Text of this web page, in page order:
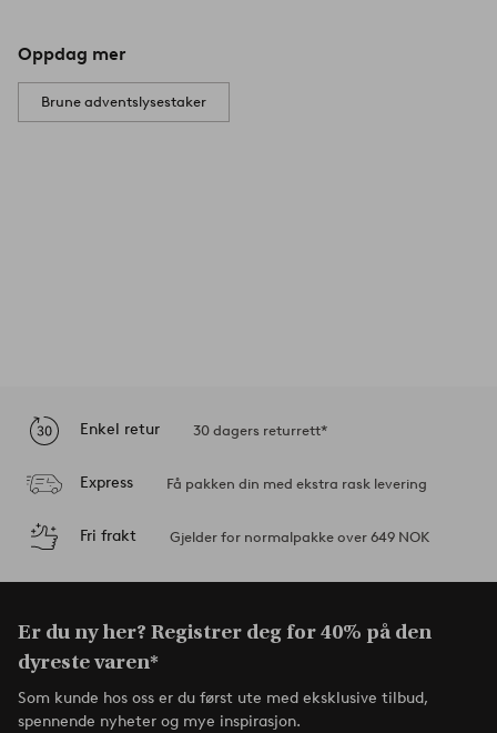
Oppdag mer
Brune adventslysestaker
Enkel retur 30 dagers returrett*
Express Få pakken din med ekstra rask levering
Fri frakt Gjelder for normalpakke over 649 NOK
Er du ny her? Registrer deg for 40% på den
dyreste varen*
Som kunde hos oss er du først ute med eksklusive tilbud,
spennende nyheter og mye inspirasjon.